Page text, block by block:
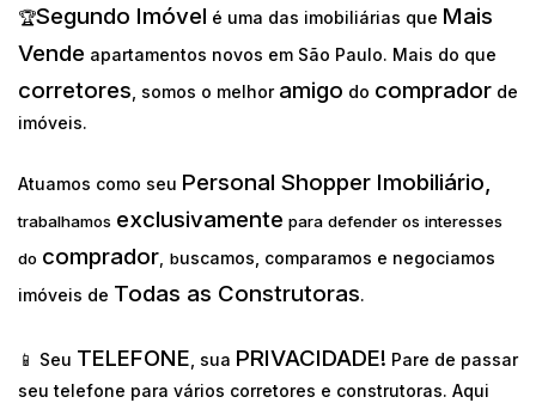
🏆Segundo Imóvel é uma das imobiliárias que Mais
Vende apartamentos novos em São Paulo. Mais do que
corretores , somos o melhor amigo do comprador de
imóveis.
Atuamos como seu Personal Shopper Imobiliário,
trabalhamos exclusivamente para defender os interesses
do comprador, buscamos, comparamos e negociamos
imóveis de Todas as Construtoras.
📱 Seu TELEFONE , sua PRIVACIDADE! Pare de passar
seu telefone para vários corretores e construtoras. Aqui